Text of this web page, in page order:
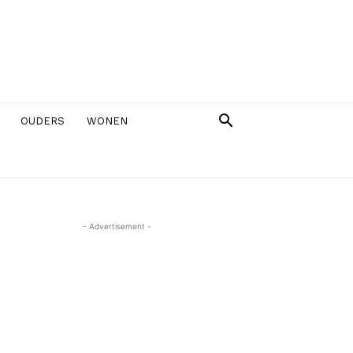
OUDERS WONEN
- Advertisement -